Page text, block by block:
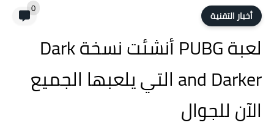
أخبار التقنية 0
لعبة PUBG أنشئت نسخة Dark
and Darker التي يلعبها الجميع
الآن للجوال